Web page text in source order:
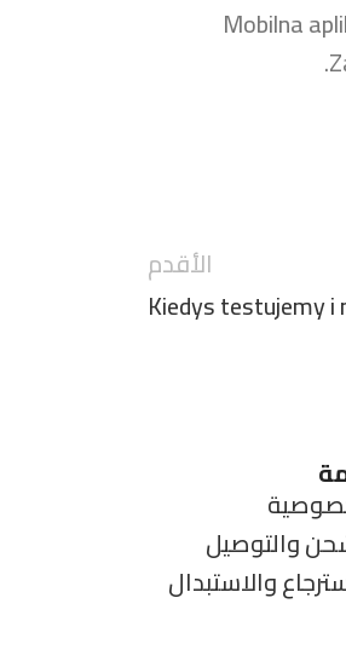
Mobilna
الأقدم
Kiedys testujemy
والتوصيل
والاستبدال